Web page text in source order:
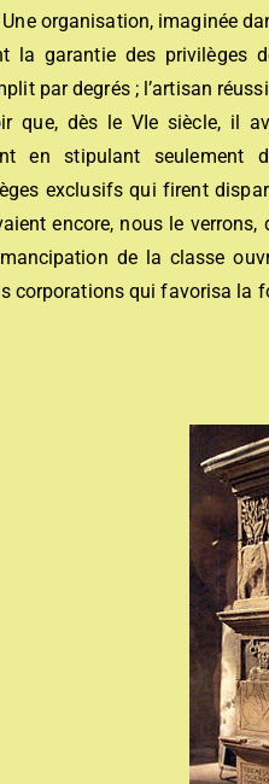
organisation, imaginée
la garantie des privilèges
par degrés ; l’artisan
que, dès le VIe siècle, il
en stipulant seulement
exclusifs qui firent
encore, nous le
de la classe
corporations qui favorisa la